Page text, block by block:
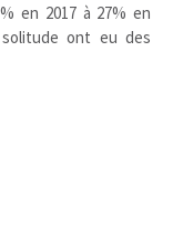
en 2017 à 27% en
ont eu des